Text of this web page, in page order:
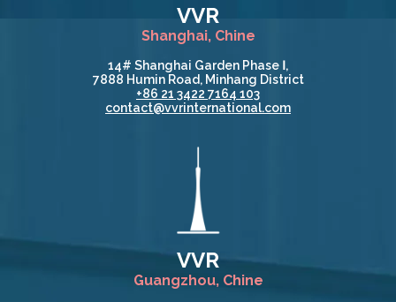
VVR
Shanghai, Chine
14# Shanghai Garden Phase Ⅰ,
7888 Humin Road, Minhang District
+86 21 3422 7164 103
contact@vvrinternational.com
VVR
Guangzhou, Chine